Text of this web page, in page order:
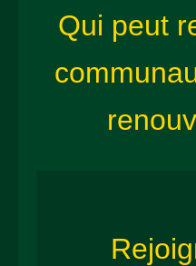
Qui peut